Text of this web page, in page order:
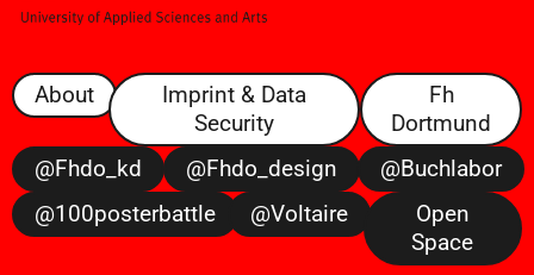
About
Imprint & Data
Security
Fh
Dortmund
@fhdo_kd
@fhdo_design
@buchlabor
@100posterbattle
@voltaire
Open
Space